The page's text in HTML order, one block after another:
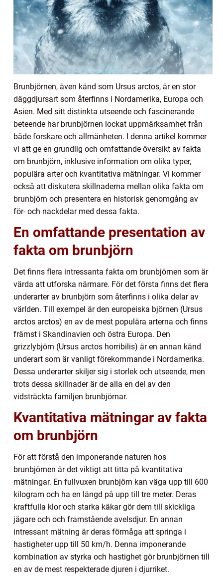
Brunbjörnen, även känd som Ursus arctos, är en stor
däggdjursart som återfinns i Nordamerika, Europa och
Asien. Med sitt distinkta utseende och fascinerande
beteende har brunbjörnen lockat uppmärksamhet från
både forskare och allmänheten. I denna artikel kommer
vi att ge en grundlig och omfattande översikt av fakta
om brunbjörn, inklusive information om olika typer,
populära arter och kvantitativa mätningar. Vi kommer
också att diskutera skillnaderna mellan olika fakta om
brunbjörn och presentera en historisk genomgång av
för- och nackdelar med dessa fakta.
En omfattande presentation av
fakta om brunbjörn
Det finns flera intressanta fakta om brunbjörnen som är
värda att utforska närmare. För det första finns det flera
underarter av brunbjörn som återfinns i olika delar av
världen. Till exempel är den europeiska björnen (Ursus
arctos arctos) en av de mest populära arterna och finns
främst i Skandinavien och östra Europa. Den
grizzlybjörn (Ursus arctos horribilis) är en annan känd
underart som är vanligt förekommande i Nordamerika.
Dessa underarter skiljer sig i storlek och utseende, men
trots dessa skillnader är de alla en del av den
vidsträckta familjen brunbjörnar.
Kvantitativa mätningar av fakta
om brunbjörn
För att förstå den imponerande naturen hos
brunbjörnen är det viktigt att titta på kvantitativa
mätningar. En fullvuxen brunbjörn kan väga upp till 600
kilogram och ha en längd på upp till tre meter. Deras
kraftfulla klor och starka käkar gör dem till skickliga
jägare och och framstående avelsdjur. En annan
intressant mätning är deras förmåga att springa i
hastigheter upp till 50 km/h. Denna imponerande
kombination av styrka och hastighet gör brunbjörnen till
en av de mest respekterade djuren i djurriket.